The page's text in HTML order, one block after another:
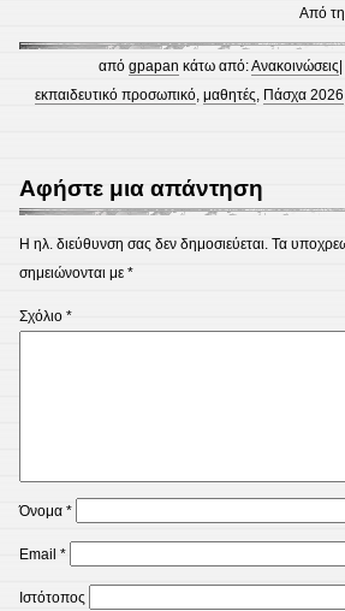
Από τη
απόgpapan κάτω από:Ανακοινώσεις
εκπαιδευτικό προσωπικό,μαθητές, Πάσχα 2026
Αφήστε μια απάντηση
Η ηλ. διεύθυνση σας δεν δημοσιεύεται. Τα
σημειώνονται με *
Σχόλιο *
Όνομα *
Email *
Ιστότοπος